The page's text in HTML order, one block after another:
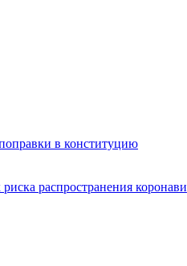
в конституцию
распространения